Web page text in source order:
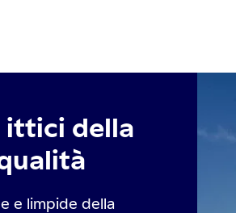
della
e limpide della